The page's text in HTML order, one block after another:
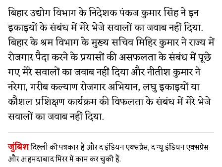
बिहार उद्योग विभाग के निदेशक पंकज कुमार सिंह ने इन
इकाइयों के संबंध में मेरे भेजे सवालों का जवाब नहीं दिया.
बिहार के श्रम विभाग के मुख्य सचिव मिहिर कुमार ने राज्य में
रोजगार पैदा करने के प्रयासों की असफलता के संबंध में पूछे
गए मेरे सवालों का जवाब नहीं दिया और नीतीश कुमार ने
नरेगा, गरीब कल्याण रोजगार अभियान, लघु इकाइयों या
कौशल प्रशिक्षण कार्यक्रम की विफलता के संबंध में मेरे भेजे
सवालों का जवाब नहीं दिया.
जुंबिशदिल्ली की पत्रकार हैं और द इंडियन एक्सप्रेस, द न्यू इंडियन एक्सप्रेस
और अहमदाबाद मिरर में काम कर चुकी हैं.